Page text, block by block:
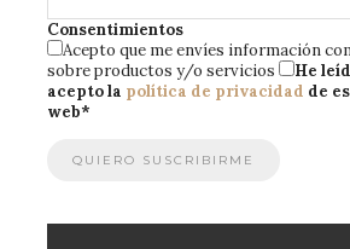
Consentimientos
Acepto que me envíes información
sobre productos y/o servicios
He
acepto la política de privacidad de
web*